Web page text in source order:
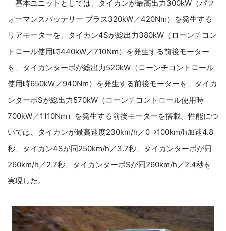
基本ユニットとしては、タイカンが最高出力300kW（パフ
ォーマンスバッテリー プラス320kW／420Nm）を発生する
リアモーターを、タイカン4Sが総出力380kW（ローンチコン
トロール使用時440kW／710Nm）を発生する前後モーター
を、タイカンターボが総出力520kW（ローンチコントロール
使用時650kW／940Nm）を発生する前後モーターを、タイカ
ンターボSが総出力570kW（ローンチコントロール使用時
700kW／1110Nm）を発生する前後モーターを搭載。性能につ
いては、タイカンが最高速度230km/h／0→100km/h加速4.8
秒、タイカン4Sが同250km/h／3.7秒、タイカンターボが同
260km/h／2.7秒、タイカンターボSが同260km/h／2.4秒を
実現した。